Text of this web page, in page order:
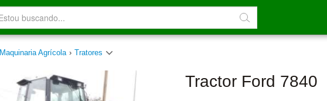
Maquinaria Agrícola › Tratores
Tractor Ford 7840